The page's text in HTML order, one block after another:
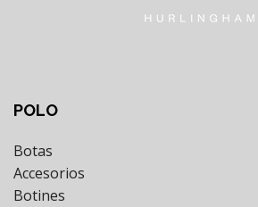
POLO
Botas
Accesorios
Botines